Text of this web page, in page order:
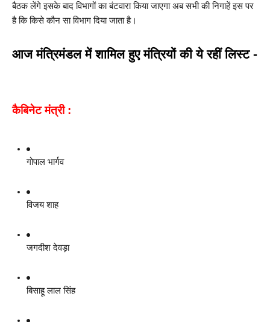
बैठक लेंगे इसके बाद विभागों का बंटवारा किया जाएगा अब सभी की निगाहें इस पर
है कि किसे कौन सा विभाग दिया जाता है।
आज मंत्रिमंडल में शामिल हुए मंत्रियों की ये रहीं लिस्ट -
कैबिनेट मंत्री :
गोपाल भार्गव
विजय शाह
जगदीश देवड़ा
बिसाहू लाल सिंह